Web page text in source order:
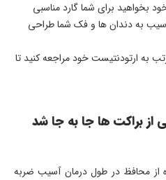
بخواهید برای شما گارد مناسبی
به دندان ها و فک شما طراحی
به ارتودنتیست خود مراجعه کنید تا
از براکت ها جا به جا شد
از محافظ در طول درمان آسیب ضربه